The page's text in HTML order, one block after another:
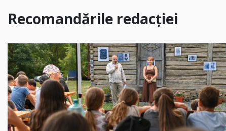
Recomandările redacției